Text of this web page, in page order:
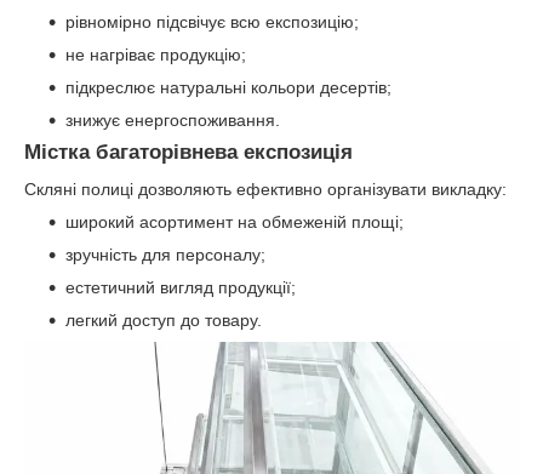
рівномірно підсвічує всю експозицію;
не нагріває продукцію;
підкреслює натуральні кольори десертів;
знижує енергоспоживання.
Містка багаторівнева експозиція
Скляні полиці дозволяють ефективно організувати викладку:
широкий асортимент на обмеженій площі;
зручність для персоналу;
естетичний вигляд продукції;
легкий доступ до товару.